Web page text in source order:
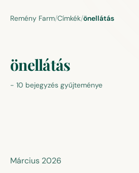
Remény Farm/Címkék/önellátás
önellátás
- 10 bejegyzés gyűjteménye
Március 2026